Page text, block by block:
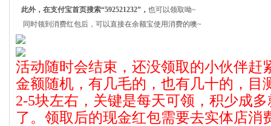
此外， 在支付宝首页搜索“592521232” ， 也可以领取呦~
同时领到消费红包后，可以直接在余额宝使用消费的噢~
活动随时会结束，还没领取的小伙伴赶
金额随机，有几毛的，也有几十的，目
2-5块左右，关键是每天可领，积少成
了。领取后的现金红包需要去实体店消